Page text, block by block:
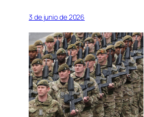
3 de junio de 2026